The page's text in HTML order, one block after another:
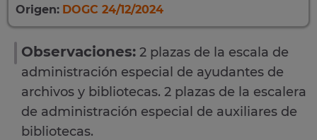
Origen: DOGC 24/12/2024
Observaciones: 2 plazas de la escala de
administración especial de ayudantes de
archivos y bibliotecas. 2 plazas de la escalera
de administración especial de auxiliares de
bibliotecas.